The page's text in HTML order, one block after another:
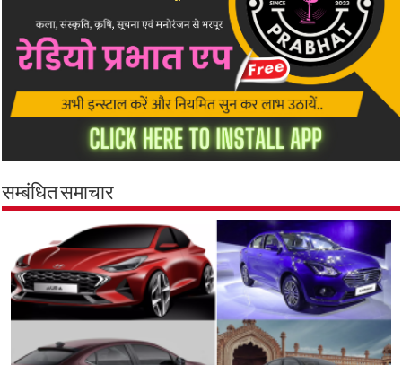
सम्बंधित समाचार